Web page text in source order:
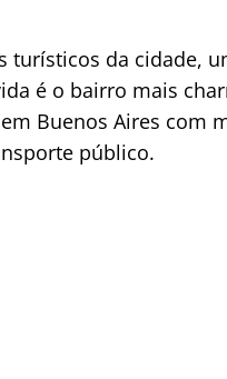
turísticos da cidade,
é o bairro mais
Buenos Aires com
público.